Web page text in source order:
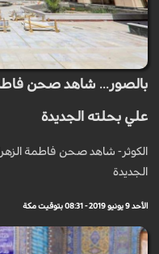
بالصور... شاهد صحن فاطمة
علي بحلته الجديدة
الكوثر- شاهد صحن فاطمة
الجديدة
الأحد 9 يونيو 2019 - 08:31 بتوقيت مكة